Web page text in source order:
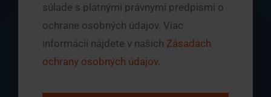
súlade s platnými právnymi predpismi o
ochrane osobných údajov. Viac
informácií nájdete v našich Zásadách
ochrany osobných údajov.